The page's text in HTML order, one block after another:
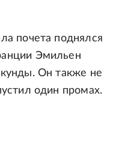
почета поднялся
Эмильен
Он также не
один промах.